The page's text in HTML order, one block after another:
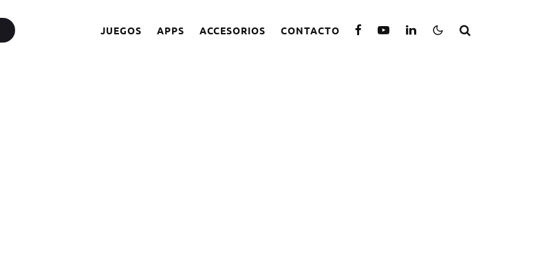
JUEGOS APPS ACCESORIOS CONTACTO